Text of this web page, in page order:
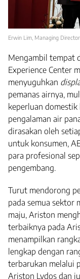
Erwin Lim, Managing
Mengambil tempat
Experience Center
menyuguhkan
pemanas airnya,
keperluan domestik
pengalaman air
dirasakan oleh
untuk konsumen,
para profesional
pengembang.
Turut mendorong
pada semua sektor
maju, Ariston
terbaiknya pada
menampilkan
lengkap dengan
terbarukan melalui
Ariston Lydos dan